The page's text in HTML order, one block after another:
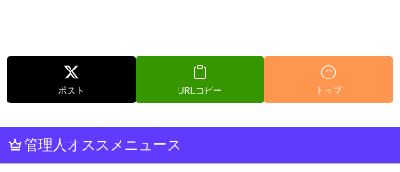
ポスト URLコピー トップ
管理人オススメニュース